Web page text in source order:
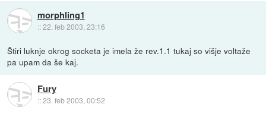
morphling1
::22. feb 2003, 23:16
Štiri luknje okrog socketa je imela že rev.1.1 tukaj so višje voltaže
pa upam da še kaj.
Fury
::23. feb 2003, 00:52